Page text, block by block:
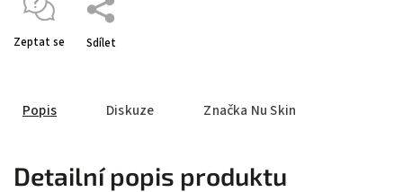
Zeptat se Sdílet
Popis Diskuze Značka Nu Skin
Detailní popis produktu